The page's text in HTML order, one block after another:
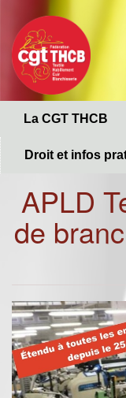
contenu
principal
La CGT THCB
Droit et infos
APLD
de